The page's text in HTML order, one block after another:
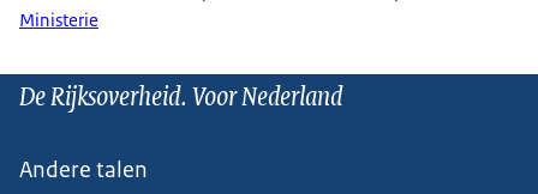
Ministerie
De Rijksoverheid. Voor Nederland
Andere talen